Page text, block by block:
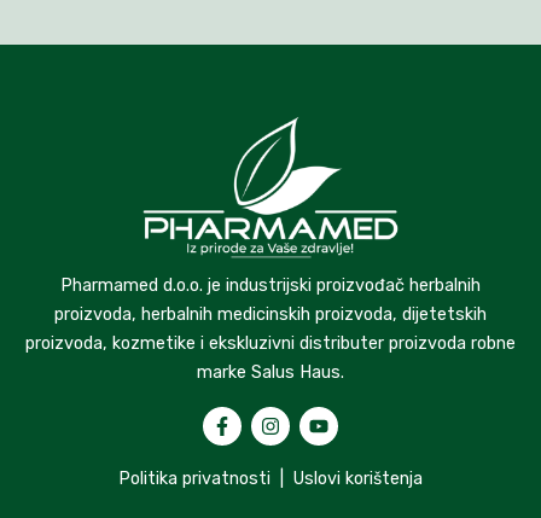
Pharmamed d.o.o. je industrijski proizvođač herbalnih
proizvoda, herbalnih medicinskih proizvoda, dijetetskih
proizvoda, kozmetike i ekskluzivni distributer proizvoda robne
marke Salus Haus.
Politika privatnosti Uslovi korištenja